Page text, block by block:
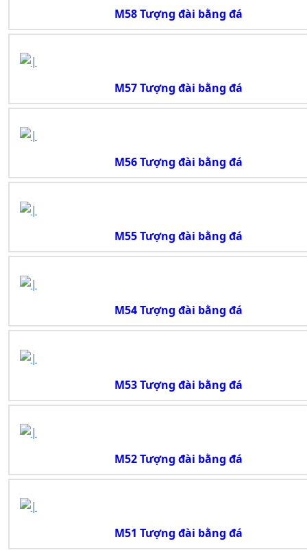
M58 Tượng đài bằng đá
M57 Tượng đài bằng đá
M56 Tượng đài bằng đá
M55 Tượng đài bằng đá
M54 Tượng đài bằng đá
M53 Tượng đài bằng đá
M52 Tượng đài bằng đá
M51 Tượng đài bằng đá